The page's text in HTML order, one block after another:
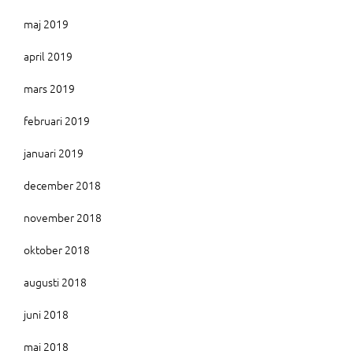
maj 2019
april 2019
mars 2019
februari 2019
januari 2019
december 2018
november 2018
oktober 2018
augusti 2018
juni 2018
maj 2018